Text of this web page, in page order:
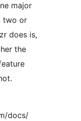
major
two or
does is,
the
docs/